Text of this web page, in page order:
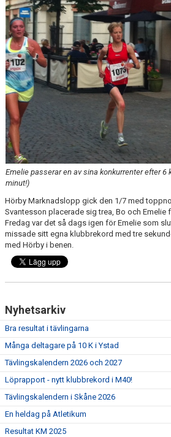
KONTAKT
LÄNKAR
INTERNA TÄVLINGAR
GIFT GENARPS IF TRAIL 2026
ANMÄLAN TILL LÖPGRUPPEN
Emelie passerar en av sina konkurrenter efter 6
minut!)
Hörby Marknadslopp gick den 1/7 med
Svantesson placerade sig trea, Bo och Emelie
Fredag var det så dags igen för Emelie som
missade sitt egna klubbrekord med tre
med Hörby i benen.
Nyhetsarkiv
Bra resultat i tävlingarna
Många deltagare på 10 K i Ystad
Tävlingskalendern 2026 och 2027
Löprapport - nytt klubbrekord i M40!
Tävlingskalendern i Skåne 2026
En heldag på Atletikum
Resultat KM 2025